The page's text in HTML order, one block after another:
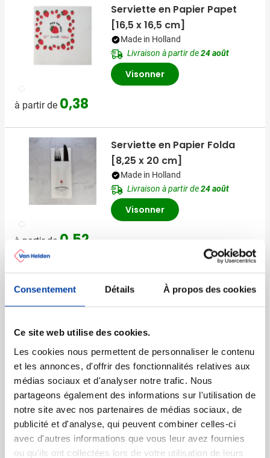
Consentement Détails À propos des cookies
Ce site web utilise des cookies.
Les cookies nous permettent de personnaliser le contenu
et les annonces, d'offrir des fonctionnalités relatives aux
médias sociaux et d'analyser notre trafic. Nous
partageons également des informations sur l'utilisation de
notre site avec nos partenaires de médias sociaux, de
publicité et d'analyse, qui peuvent combiner celles-ci
avec d'autres informations que vous leur avez fournies
ou qu'ils ont collectées lors de votre utilisation de leurs
002
à partir de 0,38
Serviette en Papier Papet
[16,5 x 16,5 cm]
Made in Holland
Livraison à partir de24 août
Visonner
002
à partir de 0,52
Serviette en Papier Folda
[8,25 x 20 cm]
Made in Holland
Livraison à partir de24 août
Visonner
002
à partir de 0,44
Serviette en Papier Folda [10
x 20 cm]
Visonner
Serviette en Papier Folda
[16,5 x 16,5 cm]
Made in Holland